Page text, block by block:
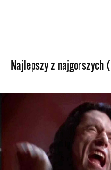
Najlepszy z najgorszych (